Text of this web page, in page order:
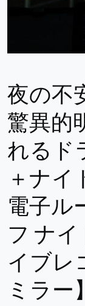
夜の不
驚異的
れるド
＋ナイ
電子ル
フ ナ
イブレ
ミラー】